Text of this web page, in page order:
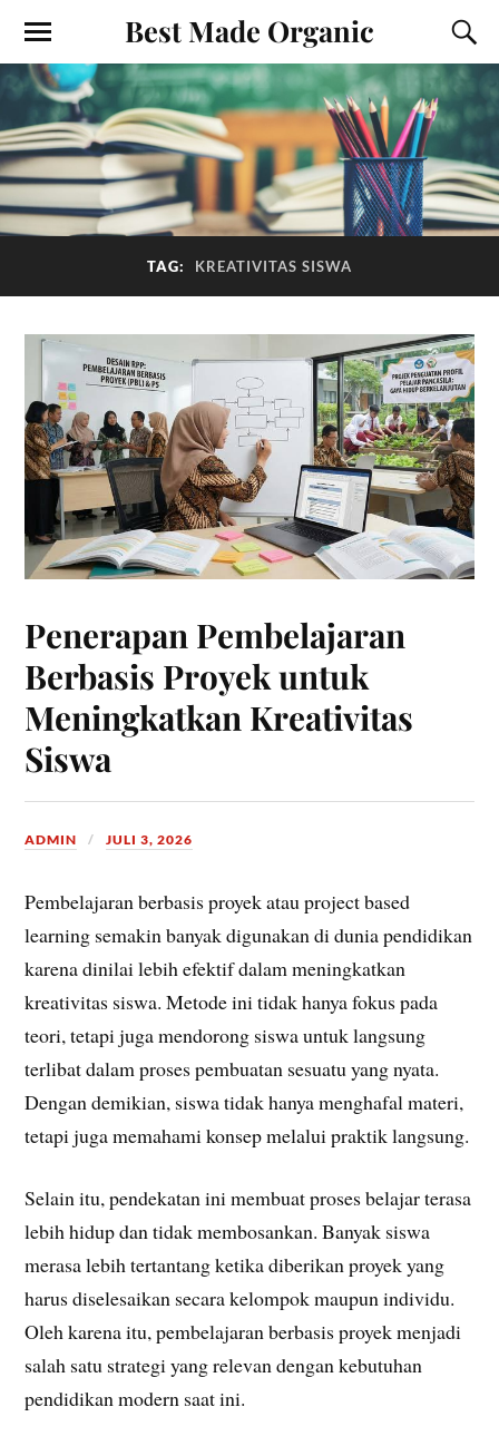
Best Made Organic
TAG: KREATIVITAS SISWA
Penerapan Pembelajaran
Berbasis Proyek untuk
Meningkatkan Kreativitas
Siswa
ADMIN JULI 3, 2026
Pembelajaran berbasis proyek atau project based
learning semakin banyak digunakan di dunia pendidikan
karena dinilai lebih efektif dalam meningkatkan
kreativitas siswa. Metode ini tidak hanya fokus pada
teori, tetapi juga mendorong siswa untuk langsung
terlibat dalam proses pembuatan sesuatu yang nyata.
Dengan demikian, siswa tidak hanya menghafal materi,
tetapi juga memahami konsep melalui praktik langsung.
Selain itu, pendekatan ini membuat proses belajar terasa
lebih hidup dan tidak membosankan. Banyak siswa
merasa lebih tertantang ketika diberikan proyek yang
harus diselesaikan secara kelompok maupun individu.
Oleh karena itu, pembelajaran berbasis proyek menjadi
salah satu strategi yang relevan dengan kebutuhan
pendidikan modern saat ini.